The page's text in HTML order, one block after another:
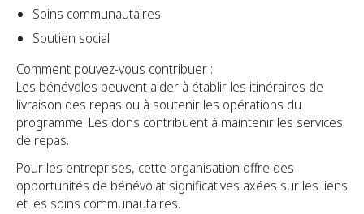
Soins communautaires
Soutien social
Comment pouvez-vous contribuer :
Les bénévoles peuvent aider à établir les itinéraires de
livraison des repas ou à soutenir les opérations du
programme. Les dons contribuent à maintenir les services
de repas.
Pour les entreprises, cette organisation offre des
opportunités de bénévolat significatives axées sur les liens
et les soins communautaires.